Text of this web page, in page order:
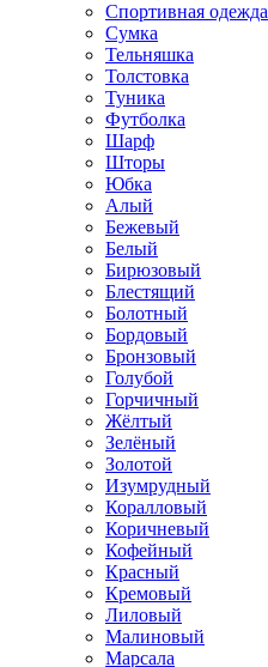
Спортивная одежда
Сумка
Тельняшка
Толстовка
Туника
Футболка
Шарф
Шторы
Юбка
Алый
Бежевый
Белый
Бирюзовый
Блестящий
Болотный
Бордовый
Бронзовый
Голубой
Горчичный
Жёлтый
Зелёный
Золотой
Изумрудный
Коралловый
Коричневый
Кофейный
Красный
Кремовый
Лиловый
Малиновый
Марсала